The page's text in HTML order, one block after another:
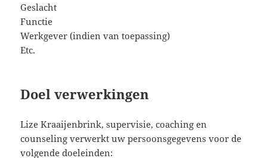
Geslacht
Functie
Werkgever (indien van toepassing)
Etc.
Doel verwerkingen
Lize Kraaijenbrink, supervisie, coaching en
counseling verwerkt uw persoonsgegevens voor de
volgende doeleinden: